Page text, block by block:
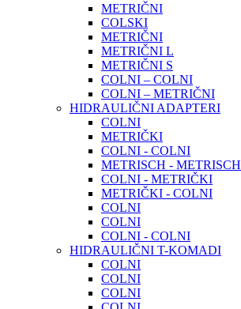
METRIČNI
COLSKI
METRIČNI
METRIČNI L
METRIČNI S
COLNI – COLNI
COLNI – METRIČNI
HIDRAULIČNI ADAPTERI
COLNI
METRIČKI
COLNI - COLNI
METRISCH - METRISCH
COLNI - METRIČKI
METRIČKI - COLNI
COLNI
COLNI
COLNI - COLNI
HIDRAULIČNI T-KOMADI
COLNI
COLNI
COLNI